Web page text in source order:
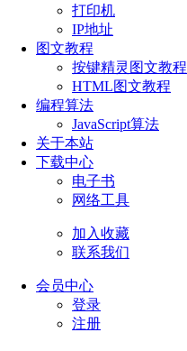
打印机
IP地址
图文教程
按键精灵图文教程
HTML图文教程
编程算法
JavaScript算法
关于本站
下载中心
电子书
网络工具
加入收藏
联系我们
会员中心
登录
注册